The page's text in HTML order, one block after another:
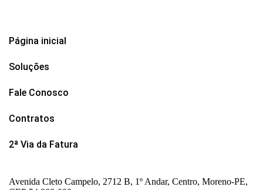
Avenida Cleto Campelo, 2712 B, 1º Andar, Centro, Moreno-PE,
Página inicial
Soluções
Fale Conosco
Contratos
2ª Via da Fatura